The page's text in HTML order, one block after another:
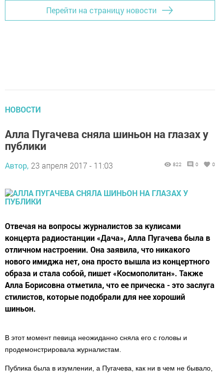
Перейти на страницу новости
НОВОСТИ
Алла Пугачева сняла шиньон на глазах у
публики
Автор, 23 апреля 2017 - 11:03 822 0 0
Отвечая на вопросы журналистов за кулисами
концерта радиостанции «Дача», Алла Пугачева была в
отличном настроении. Она заявила, что никакого
нового имиджа нет, она просто вышла из концертного
образа и стала собой, пишет «Космополитан». Также
Алла Борисовна отметила, что ее прическа - это заслуга
стилистов, которые подобрали для нее хороший
шиньон.
В этот момент певица неожиданно сняла его с головы и
продемонстрировала журналистам.
Публика была в изумлении, а Пугачева, как ни в чем не бывало,